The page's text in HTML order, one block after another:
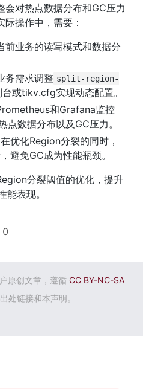
会对热点数据分布和GC压力
操作中，需要：
前业务的读写模式和数据分
务需求调整 split-region-
台或tikv.cfg实现动态配置。
和Grafana监控
点数据分布以及GC压力。
在优化Region分裂的同时，
避免GC成为性能瓶颈。
分裂阈值的优化，提升
表现。
0
原创文章，遵循 CC BY-NC-SA
处链接和本声明。